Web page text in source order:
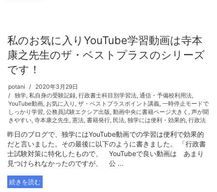
私のお気に入りYouTube学習動画は寺本
康之先生のザ・ベストプラスのシリーズ
です！
potani
2020年3月29日
独学, 私自身の受験記録, 行政書士科目別学習法, 通信・予備校利用法,
YouTube動画, お気に入り , ザ・ベストプラスポイント講義, 一時停止モードで
しっかり学習, 公務員試験エクシア出版, 動画中央に書籍ページ大きく , 声が聞
きやすい, 寺本康之先生, 憲法, 書籍発行, 民法, 独学には便利・効果的, 行政法
昨日のブログで、独学にはYouTube動画での学習は便利で効果的
だと言いました。その最後に以下のように書きました。 「行政書
士試験対策に特化したもので、 YouTubeで良い動画は あまり
見つけられなかったのですが、 公 ...
続きを読む